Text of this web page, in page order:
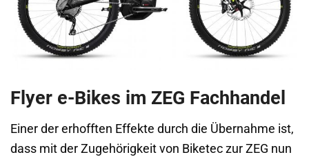
Flyer e-Bikes im ZEG Fachhandel
Einer der erhofften Effekte durch die Übernahme ist,
dass mit der Zugehörigkeit von Biketec zur ZEG nun